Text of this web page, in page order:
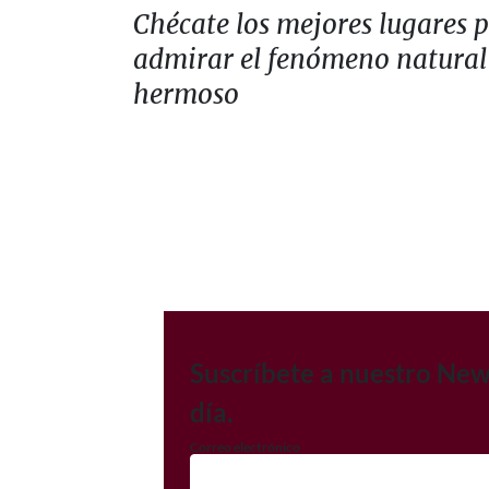
Chécate los mejores lugares
admirar el fenómeno
hermoso
Suscríbete a nuestro
día.
Correo electrónico